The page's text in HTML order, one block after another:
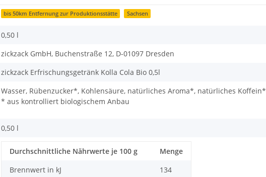
bis 50km Entfernung zur Produktionsstätte Sachsen
0,50 l
zickzack GmbH, Buchenstraße 12, D-01097 Dresden
zickzack Erfrischungsgetränk Kolla Cola Bio 0,5l
Wasser, Rübenzucker*, Kohlensäure, natürliches Aroma*, natürliches Koffein*
* aus kontrolliert biologischem Anbau
0,50 l
Durchschnittliche Nährwerte je 100 g
Menge
Brennwert in kJ
134